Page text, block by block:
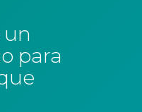
un
para